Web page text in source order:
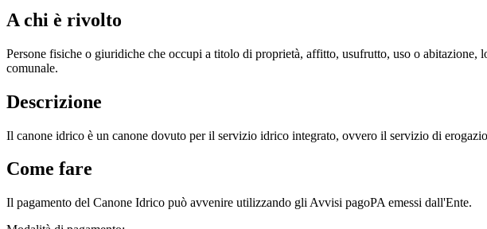
A chi è rivolto
Persone fisiche o giuridiche che occupi a titolo di proprietà, affitto, usufrutto, uso o
comunale.
Descrizione
Il canone idrico è un canone dovuto per il servizio idrico integrato, ovvero il servizio di
Come fare
Il pagamento del Canone Idrico può avvenire utilizzando gli Avvisi pagoPA emessi dall'Ente.